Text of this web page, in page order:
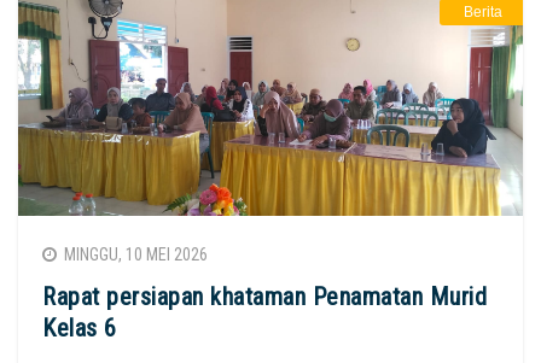
Berita
MINGGU, 10 MEI 2026
Rapat persiapan khataman Penamatan Murid
Kelas 6